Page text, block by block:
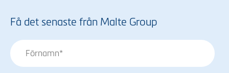
Få det senaste från Malte Group